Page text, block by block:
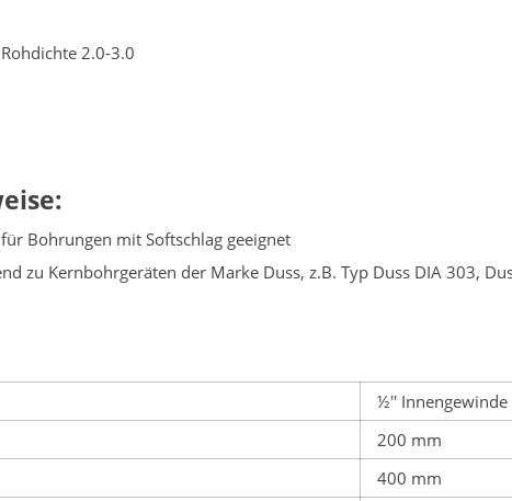
2.0-3.0
für Bohrungen mit Softschlag geeignet
zu Kernbohrgeräten der Marke Duss, z.B. Typ Duss DIA 303,
½'' Innengewinde
200 mm
400 mm